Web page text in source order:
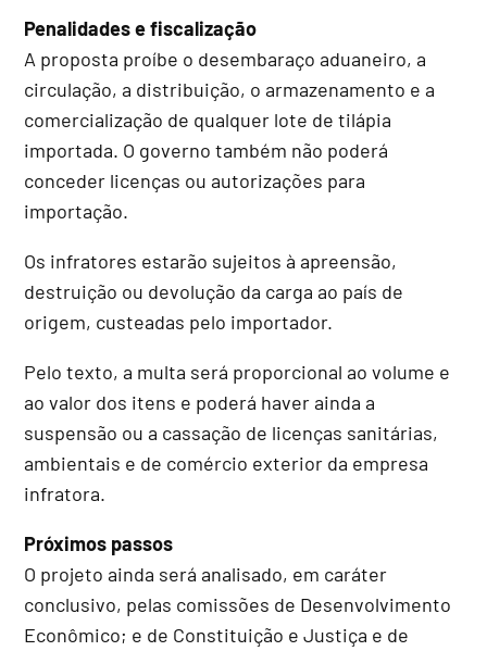
Penalidades e fiscalização
A proposta proíbe o desembaraço aduaneiro, a
circulação, a distribuição, o armazenamento e a
comercialização de qualquer lote de tilápia
importada. O governo também não poderá
conceder licenças ou autorizações para
importação.
Os infratores estarão sujeitos à apreensão,
destruição ou devolução da carga ao país de
origem, custeadas pelo importador.
Pelo texto, a multa será proporcional ao volume e
ao valor dos itens e poderá haver ainda a
suspensão ou a cassação de licenças sanitárias,
ambientais e de comércio exterior da empresa
infratora.
Próximos passos
O projeto ainda será analisado, em caráter
conclusivo, pelas comissões de Desenvolvimento
Econômico; e de Constituição e Justiça e de